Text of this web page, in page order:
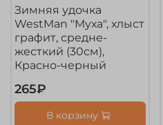
Зимняя удочка
WestMan "Муха", хлыст
графит, средне-
жесткий (30см),
Красно-черный
265₽
В корзину